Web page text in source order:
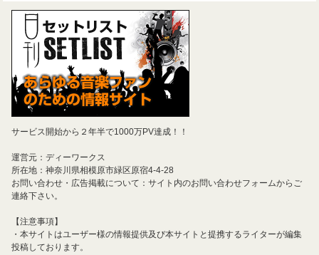
サービス開始から２年半で1000万PV達成！！
運営元：ディーワークス
所在地：神奈川県相模原市緑区原宿4-4-28
お問い合わせ・広告掲載について：サイト内のお問い合わせフォームからご
連絡下さい。
【注意事項】
・本サイトはユーザー様の情報提供及び本サイトと提携するライターが編集
投稿しております。